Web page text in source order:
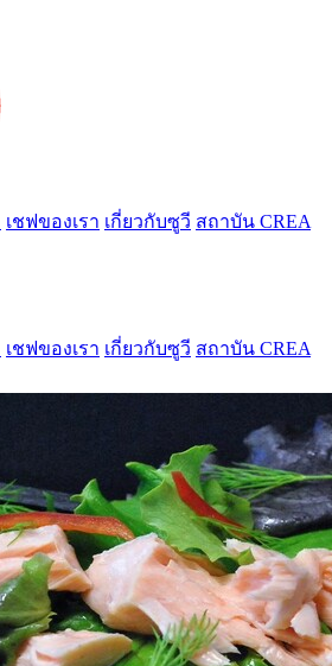
เชฟของเรา เกี่ยวกับซูวี สถาบัน CREA
เชฟของเรา เกี่ยวกับซูวี สถาบัน CREA